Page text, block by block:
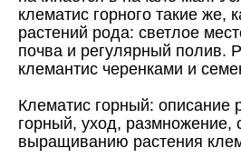
клематис горного такие же,
растений рода: светлое
почва и регулярный полив.
клемантис черенками и
Клематис горный: описание
горный, уход, размножение,
выращиванию растения